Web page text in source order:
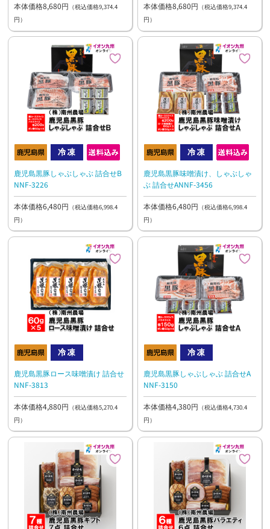
本体価格8,680円 （税込価格9,374.4
円）
本体価格8,680円 （税込価格9,374.4
円）
鹿児島黒豚しゃぶしゃぶ 詰合せB
NNF-3226
本体価格6,480円 （税込価格6,998.4
円）
鹿児島黒豚味噌漬け、しゃぶしゃ
ぶ 詰合せANNF-3456
本体価格6,480円 （税込価格6,998.4
円）
鹿児島黒豚ロース味噌漬け 詰合せ
NNF-3813
本体価格4,880円 （税込価格5,270.4
円）
鹿児島黒豚しゃぶしゃぶ 詰合せA
NNF-3150
本体価格4,380円 （税込価格4,730.4
円）